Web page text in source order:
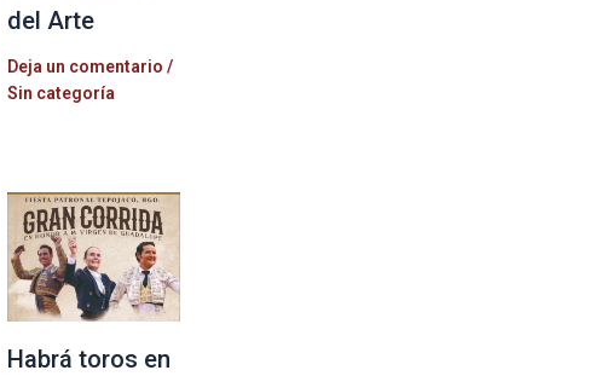
del Arte
Deja un comentario /
Sin categoría
Habrá toros en